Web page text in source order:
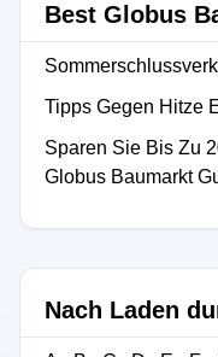
Best Globus
Tipps Gegen Hitze
Sparen Sie Bis Zu
Globus Baumarkt
Nach Laden